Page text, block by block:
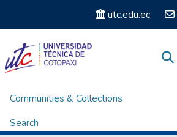
utc.edu.ec
Communities & Collections
Search
Home
Titulación - Licenciatura en Ciencias de la Educación mención Educación Básica